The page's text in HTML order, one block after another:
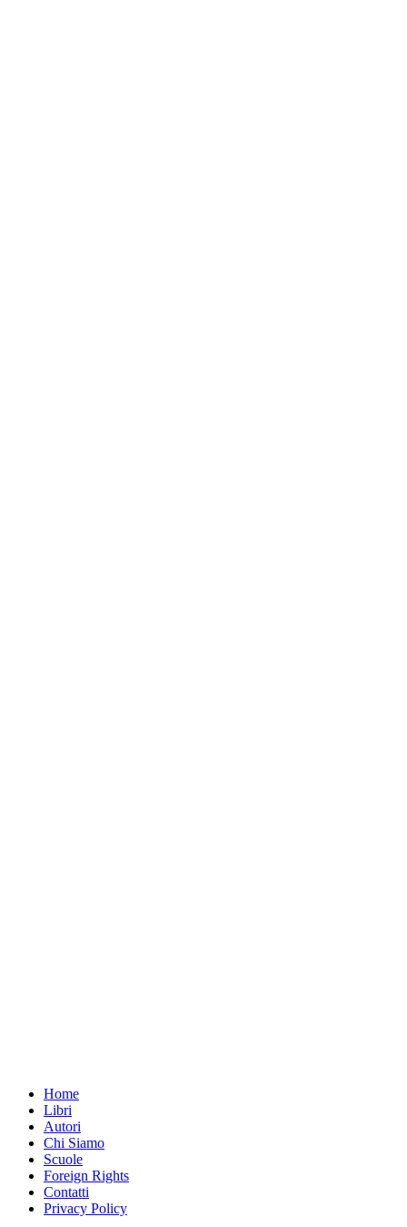
Home
Libri
Autori
Chi Siamo
Scuole
Foreign Rights
Contatti
Privacy Policy